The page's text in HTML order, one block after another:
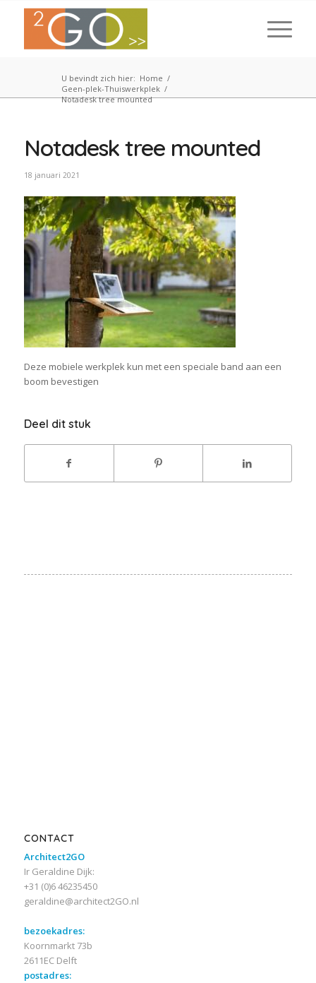
U bevindt zich hier: Home /
Geen-plek-Thuiswerkplek /
Notadesk tree mounted
Notadesk tree mounted
18 januari 2021
Deze mobiele werkplek kun met een speciale band aan een
boom bevestigen
Deel dit stuk
CONTACT
Architect2GO
Ir Geraldine Dijk:
+31 (0)6 46235450
geraldine@architect2GO.nl
bezoekadres:
Koornmarkt 73b
2611EC Delft
postadres: